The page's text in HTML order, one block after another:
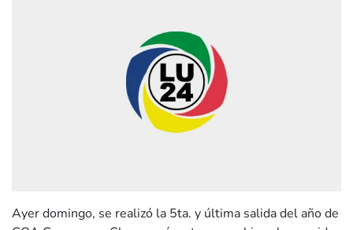
Ayer domingo, se realizó la 5ta. y última salida del año de